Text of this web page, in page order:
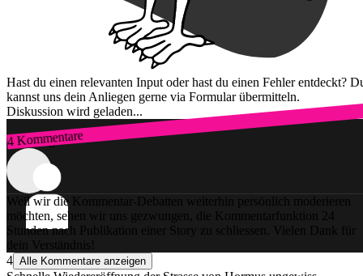
Hast du einen relevanten Input oder hast du einen Fehler entdeckt?
kannst uns dein Anliegen gerne via Formular übermitteln.
Diskussion wird geladen...
4 Kommentare
Zum Login
Weil wir die Kommentar-Debatten weiterhin persönlich moderieren
möchten, sehen wir uns gezwungen, die Kommentarfunktion 24
Stunden nach Publikation einer Story zu schliessen. Vielen Dank für
dein Verständnis!
4 Alle Kommentare anzeigen